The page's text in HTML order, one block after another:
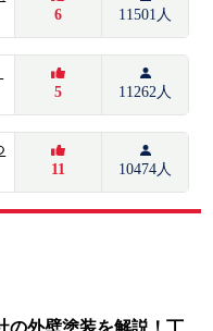
6 11501人
5 11262人
11 10474人
の外壁塗装を解説！丁